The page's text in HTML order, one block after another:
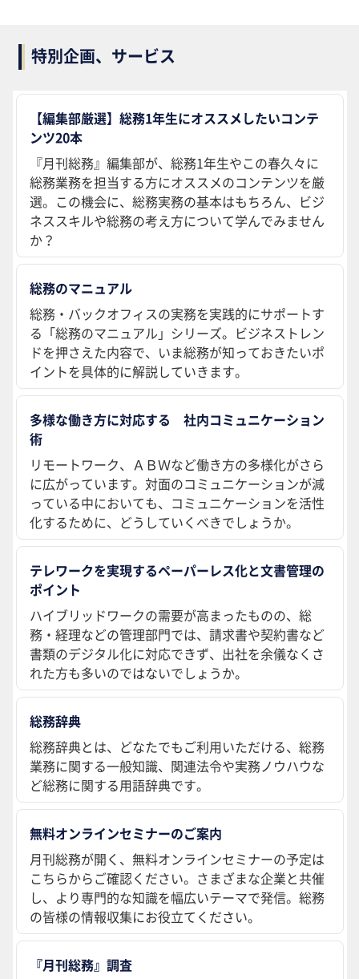
特別企画、サービス
【編集部厳選】総務1年生にオススメしたいコンテ
ンツ20本
『月刊総務』編集部が、総務1年生やこの春久々に
総務業務を担当する方にオススメのコンテンツを厳
選。この機会に、総務実務の基本はもちろん、ビジ
ネススキルや総務の考え方について学んでみません
か？
総務のマニュアル
総務・バックオフィスの実務を実践的にサポートす
る「総務のマニュアル」シリーズ。ビジネストレン
ドを押さえた内容で、いま総務が知っておきたいポ
イントを具体的に解説していきます。
多様な働き方に対応する 社内コミュニケーション
術
リモートワーク、ＡＢＷなど働き方の多様化がさら
に広がっています。対面のコミュニケーションが減
っている中においても、コミュニケーションを活性
化するために、どうしていくべきでしょうか。
テレワークを実現するペーパーレス化と文書管理の
ポイント
ハイブリッドワークの需要が高まったものの、総
務・経理などの管理部門では、請求書や契約書など
書類のデジタル化に対応できず、出社を余儀なくさ
れた方も多いのではないでしょうか。
総務辞典
総務辞典とは、どなたでもご利用いただける、総務
業務に関する一般知識、関連法令や実務ノウハウな
ど総務に関する用語辞典です。
無料オンラインセミナーのご案内
月刊総務が開く、無料オンラインセミナーの予定は
こちらからご確認ください。さまざまな企業と共催
し、より専門的な知識を幅広いテーマで発信。総務
の皆様の情報収集にお役立てください。
『月刊総務』調査